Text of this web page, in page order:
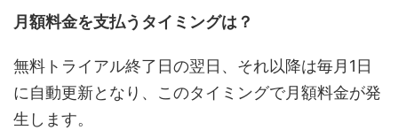
月額料金を支払うタイミングは？
無料トライアル終了日の翌日、それ以降は毎月1日
に自動更新となり、このタイミングで月額料金が発
生します。